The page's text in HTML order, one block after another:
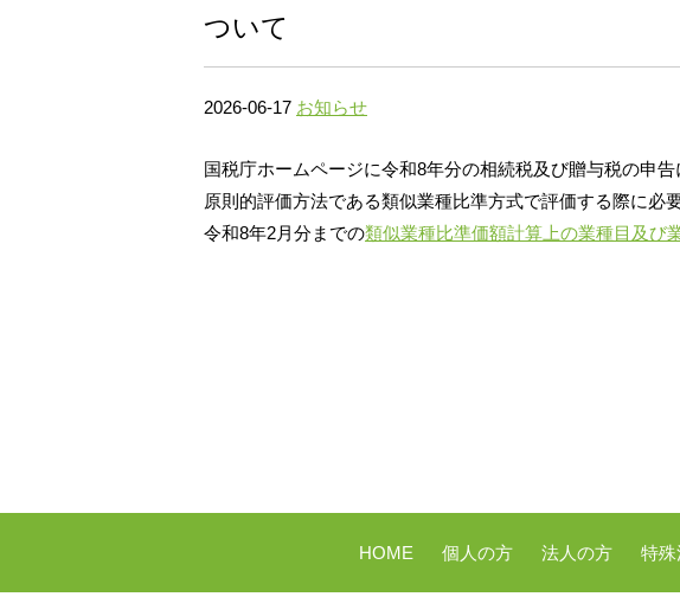
ついて
2026-06-17 お知らせ
国税庁ホームページに令和8年分の相続税及び贈与税の申
原則的評価方法である類似業種比準方式で評価する際に必
令和8年2月分までの類似業種比準価額計算上の業種目及び
HOME 個人の方 法人の方 特殊